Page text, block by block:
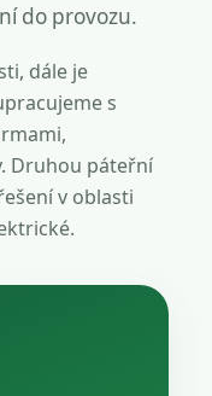
do provozu.
dále je
s
Druhou páteřní
v oblasti